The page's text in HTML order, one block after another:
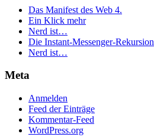
Das Manifest des Web 4.
Ein Klick mehr
Nerd ist…
Die Instant-Messenger-Rekursion
Nerd ist…
Meta
Anmelden
Feed der Einträge
Kommentar-Feed
WordPress.org